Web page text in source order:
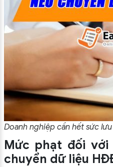
Doanh nghiệp cần hết sức
Mức phạt đối
chuyển dữ liệu